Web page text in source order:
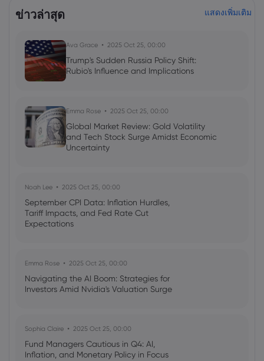
ข่าวล่าสุด แสดงเพิ่มเติม
Ava Grace 2025 Oct 25, 00:00
Trump's Sudden Russia Policy Shift:
Rubio's Influence and Implications
Emma Rose 2025 Oct 25, 00:00
Global Market Review: Gold Volatility
and Tech Stock Surge Amidst Economic
Uncertainty
Noah Lee 2025 Oct 25, 00:00
September CPI Data: Inflation Hurdles,
Tariff Impacts, and Fed Rate Cut
Expectations
Emma Rose 2025 Oct 25, 00:00
Navigating the AI Boom: Strategies for
Investors Amid Nvidia's Valuation Surge
Sophia Claire 2025 Oct 25, 00:00
Fund Managers Cautious in Q4: AI,
Inflation, and Monetary Policy in Focus